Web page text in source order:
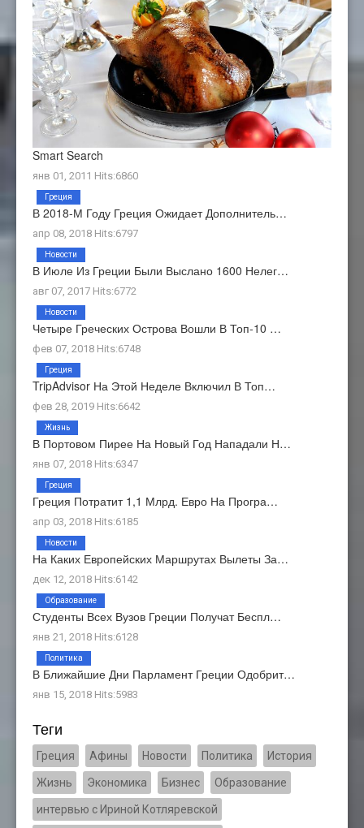
Smart Search
янв 01, 2011 Hits:6860
В 2018-М Году Греция Ожидает Дополнитель…
апр 08, 2018 Hits:6797
Греция
В Июле Из Греции Были Выслано 1600 Нелег…
авг 07, 2017 Hits:6772
Новости
Четыре Греческих Острова Вошли В Топ-10 …
фев 07, 2018 Hits:6748
Новости
TripAdvisor На Этой Неделе Включил В Топ…
фев 28, 2019 Hits:6642
Греция
В Портовом Пирее На Новый Год Нападали Н…
янв 07, 2018 Hits:6347
Жизнь
Греция Потратит 1,1 Млрд. Евро На Програ…
апр 03, 2018 Hits:6185
Греция
На Каких Европейских Маршрутах Вылеты За…
дек 12, 2018 Hits:6142
Новости
Студенты Всех Вузов Греции Получат Беспл…
янв 21, 2018 Hits:6128
Образование
В Ближайшие Дни Парламент Греции Одобрит…
янв 15, 2018 Hits:5983
Политика
Теги
Греция Афины Новости Политика История
Жизнь Экономика Бизнес Образование
интервью с Ириной Котляревской